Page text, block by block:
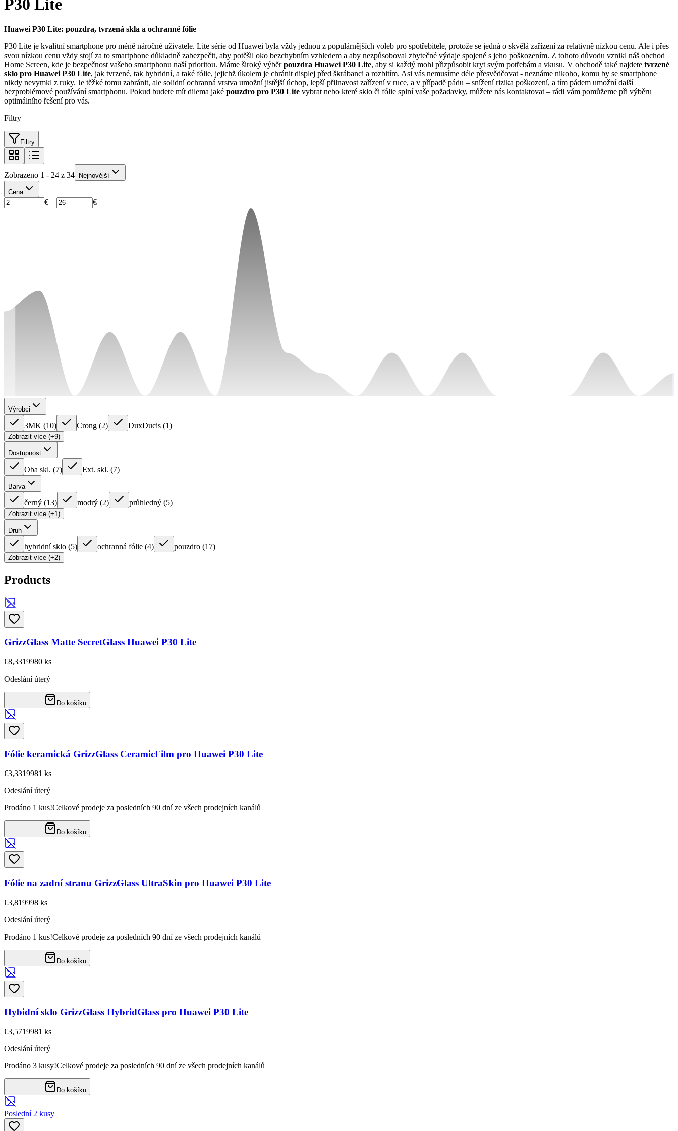
P30 Lite
Huawei P30 Lite: pouzdra, tvrzená skla a ochranné fólie
P30 Lite je kvalitní smartphone pro méně náročné uživatele. Lite série od Huawei byla vždy jednou z populárnějších voleb pro spotřebitele, protože se jedná o skvělá zařízení za relativně nízkou cenu. Ale i přes
svou nízkou cenu vždy stojí za to smartphone důkladně zabezpečit, aby potěšil oko bezchybním vzhledem a aby nezpůsoboval zbytečné výdaje spojené s jeho poškozením. Z tohoto důvodu vznikl náš obchod
Home Screen, kde je bezpečnost vašeho smartphonu naší prioritou. Máme široký výběrpouzdra Huawei P30 Lite, aby si každý mohl přizpůsobit kryt svým potřebám a vkusu. V obchodě také najdete tvrzené
sklo pro Huawei P30 Lite, jak tvrzené, tak hybridní, a také fólie, jejichž úkolem je chránit displej před škrábanci a rozbitím. Asi vás nemusíme déle přesvědčovat - neznáme nikoho, komu by se smartphone
nikdy nevymkl z ruky. Je těžké tomu zabránit, ale solidní ochranná vrstva umožní jistější úchop, lepší přilnavost zařízení v ruce, a v případě pádu – snížení rizika poškození, a tím pádem umožní další
bezproblémové používání smartphonu. Pokud budete mít dilema jaké pouzdro pro P30 Lite vybrat nebo které sklo či fólie splní vaše požadavky, můžete nás kontaktovat – rádi vám pomůžeme při výběru
optimálního řešení pro vás.
Filtry
Filtry
Zobrazeno 1 - 24 z 34 Nejnovější
Cena
€— €
Výrobci
3MK (10) Crong (2) DuxDucis (1)
Zobrazit více (+9)
Dostupnost
Oba skl. (7) Ext. skl. (7)
Barva
černý (13) modrý (2) průhledný (5)
Zobrazit více (+1)
Druh
hybridní sklo (5) ochranná fólie (4) pouzdro (17)
Zobrazit více (+2)
Products
GrizzGlass Matte SecretGlass Huawei P30 Lite
€8,3319980 ks
Odeslání úterý
Do košíku
Fólie keramická GrizzGlass CeramicFilm pro Huawei P30 Lite
€3,3319981 ks
Odeslání úterý
Prodáno 1 kus!Celkové prodeje za posledních 90 dní ze všech prodejních kanálů
Do košíku
Fólie na zadní stranu GrizzGlass UltraSkin pro Huawei P30 Lite
€3,819998 ks
Odeslání úterý
Prodáno 1 kus!Celkové prodeje za posledních 90 dní ze všech prodejních kanálů
Do košíku
Hybidní sklo GrizzGlass HybridGlass pro Huawei P30 Lite
€3,5719981 ks
Odeslání úterý
Prodáno 3 kusy!Celkové prodeje za posledních 90 dní ze všech prodejních kanálů
Do košíku
Poslední 2 kusy